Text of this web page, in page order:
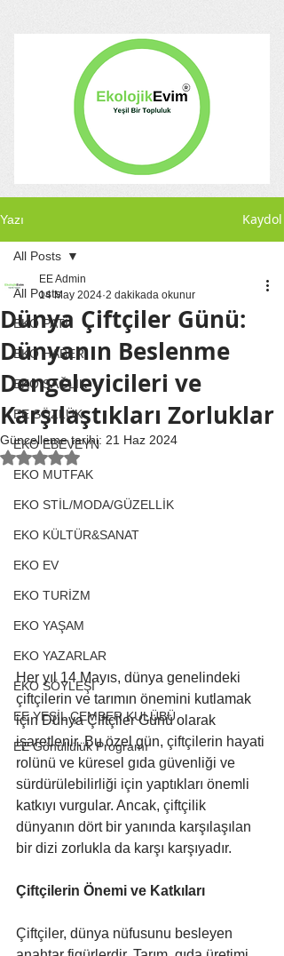
Yazı Kaydol
All Posts
EKO PATİ
EKO HABER
EKO SAĞLIK
EE SÖZLÜK
EKO EBEVEYN
EKO MUTFAK
EKO STİL/MODA/GÜZELLİK
EKO KÜLTÜR&SANAT
EKO EV
EKO TURİZM
EKO YAŞAM
EKO YAZARLAR
EKO SÖYLEŞİ
EE YEŞİL ÇEMBER KULÜBÜ
EE Gönüllülük Programı
All Posts
Dünya Çiftçiler Günü:
Dünyanın Beslenme
Dengeleyicileri ve
Karşılaştıkları Zorluklar
EE Admin
14 May 2024 2 dakikada okunur
Güncelleme tarihi: 21 Haz 2024
5 üzerinden NaN yıldız
Her yıl 14 Mayıs, dünya genelindeki
çiftçilerin ve tarımın önemini kutlamak
için Dünya Çiftçiler Günü olarak
işaretlenir. Bu özel gün, çiftçilerin hayati
rolünü ve küresel gıda güvenliği ve
sürdürülebilirliği için yaptıkları önemli
katkıyı vurgular. Ancak, çiftçilik
dünyanın dört bir yanında karşılaşılan
bir dizi zorlukla da karşı karşıyadır.
Çiftçilerin Önemi ve Katkıları
Çiftçiler, dünya nüfusunu besleyen